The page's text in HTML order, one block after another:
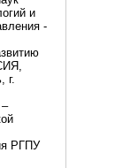
и
-
г.
РГПУ